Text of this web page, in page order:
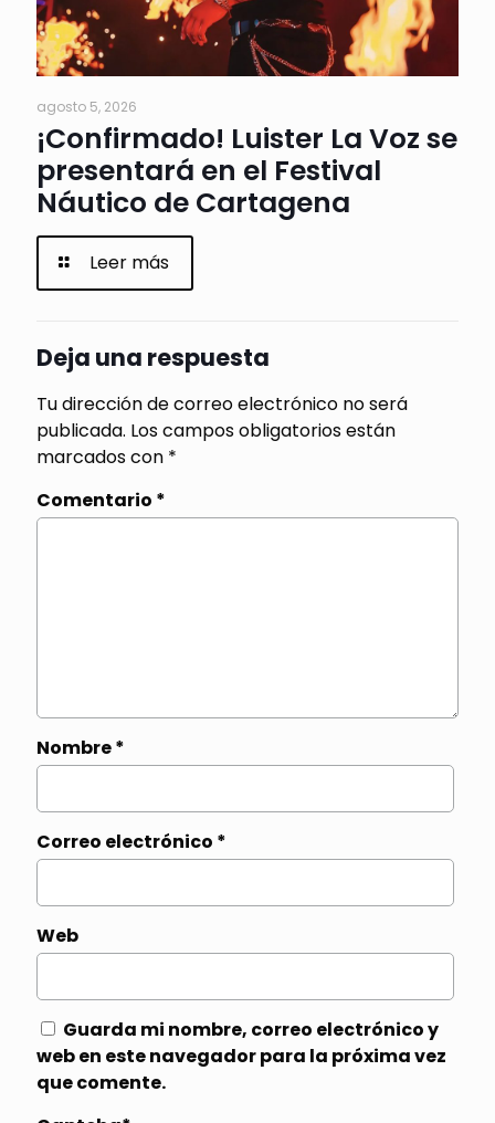
agosto 5, 2026
¡Confirmado! Luister La Voz se
presentará en el Festival
Náutico de Cartagena
Leer más
Deja una respuesta
Tu dirección de correo electrónico no será
publicada. Los campos obligatorios están
marcados con *
Comentario *
Nombre*
Correo electrónico *
Web
Guarda mi nombre, correo electrónico y
web en este navegador para la próxima vez
que comente.